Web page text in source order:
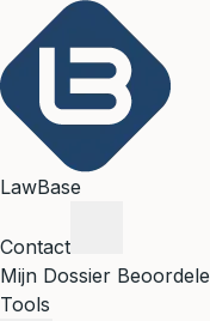
LawBase
Contact
Mijn Dossier
Tools